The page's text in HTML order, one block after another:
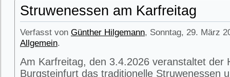
Struwenessen am Karfreitag
Verfasst von Günther Hilgemann, Sonntag, 29. März
Allgemein.
Am Karfreitag, den 3.4.2026 veranstaltet der
Burgsteinfurt das traditionelle Struwenessen